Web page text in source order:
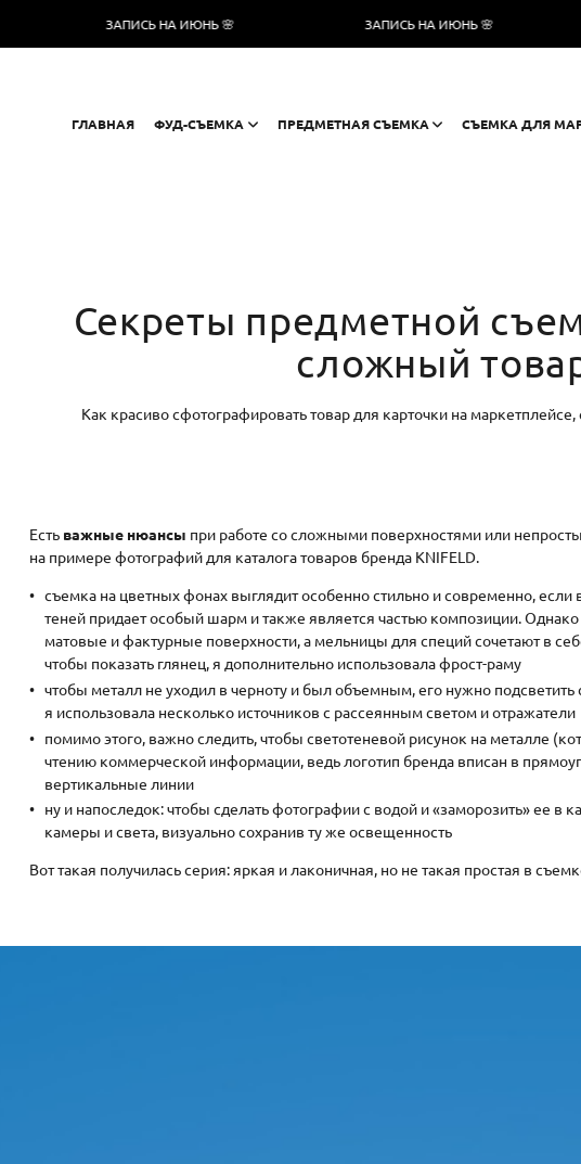
ГЛАВНАЯ ФУД-СЪЕМКА ПРЕДМЕТНАЯ СЪЕМКА СЪЕМКА ДЛЯ
Секреты предметной
сложный
Как красиво сфотографировать товар для карточки на маркетплейсе,
Есть важные нюансы при работе со сложными поверхностями или
на примере фотографий для каталога товаров бренда KNIFELD.
съемка на цветных фонах выглядит особенно стильно и современно, если
теней придает особый шарм и также является частью композиции.
матовые и фактурные поверхности, а мельницы для специй сочетают в
чтобы показать глянец, я дополнительно использовала фрост-раму
чтобы металл не уходил в черноту и был объемным, его нужно подсветить
я использовала несколько источников с рассеянным светом и отражатели
помимо этого, важно следить, чтобы светотеневой рисунок на металле
чтению коммерческой информации, ведь логотип бренда вписан в
вертикальные линии
ну и напоследок: чтобы сделать фотографии с водой и «заморозить» ее в
камеры и света, визуально сохранив ту же освещенность
Вот такая получилась серия: яркая и лаконичная, но не такая простая в
ЗАПИСЬ НА ИЮНЬ 🌸 ЗАПИСЬ НА ИЮНЬ 🌸